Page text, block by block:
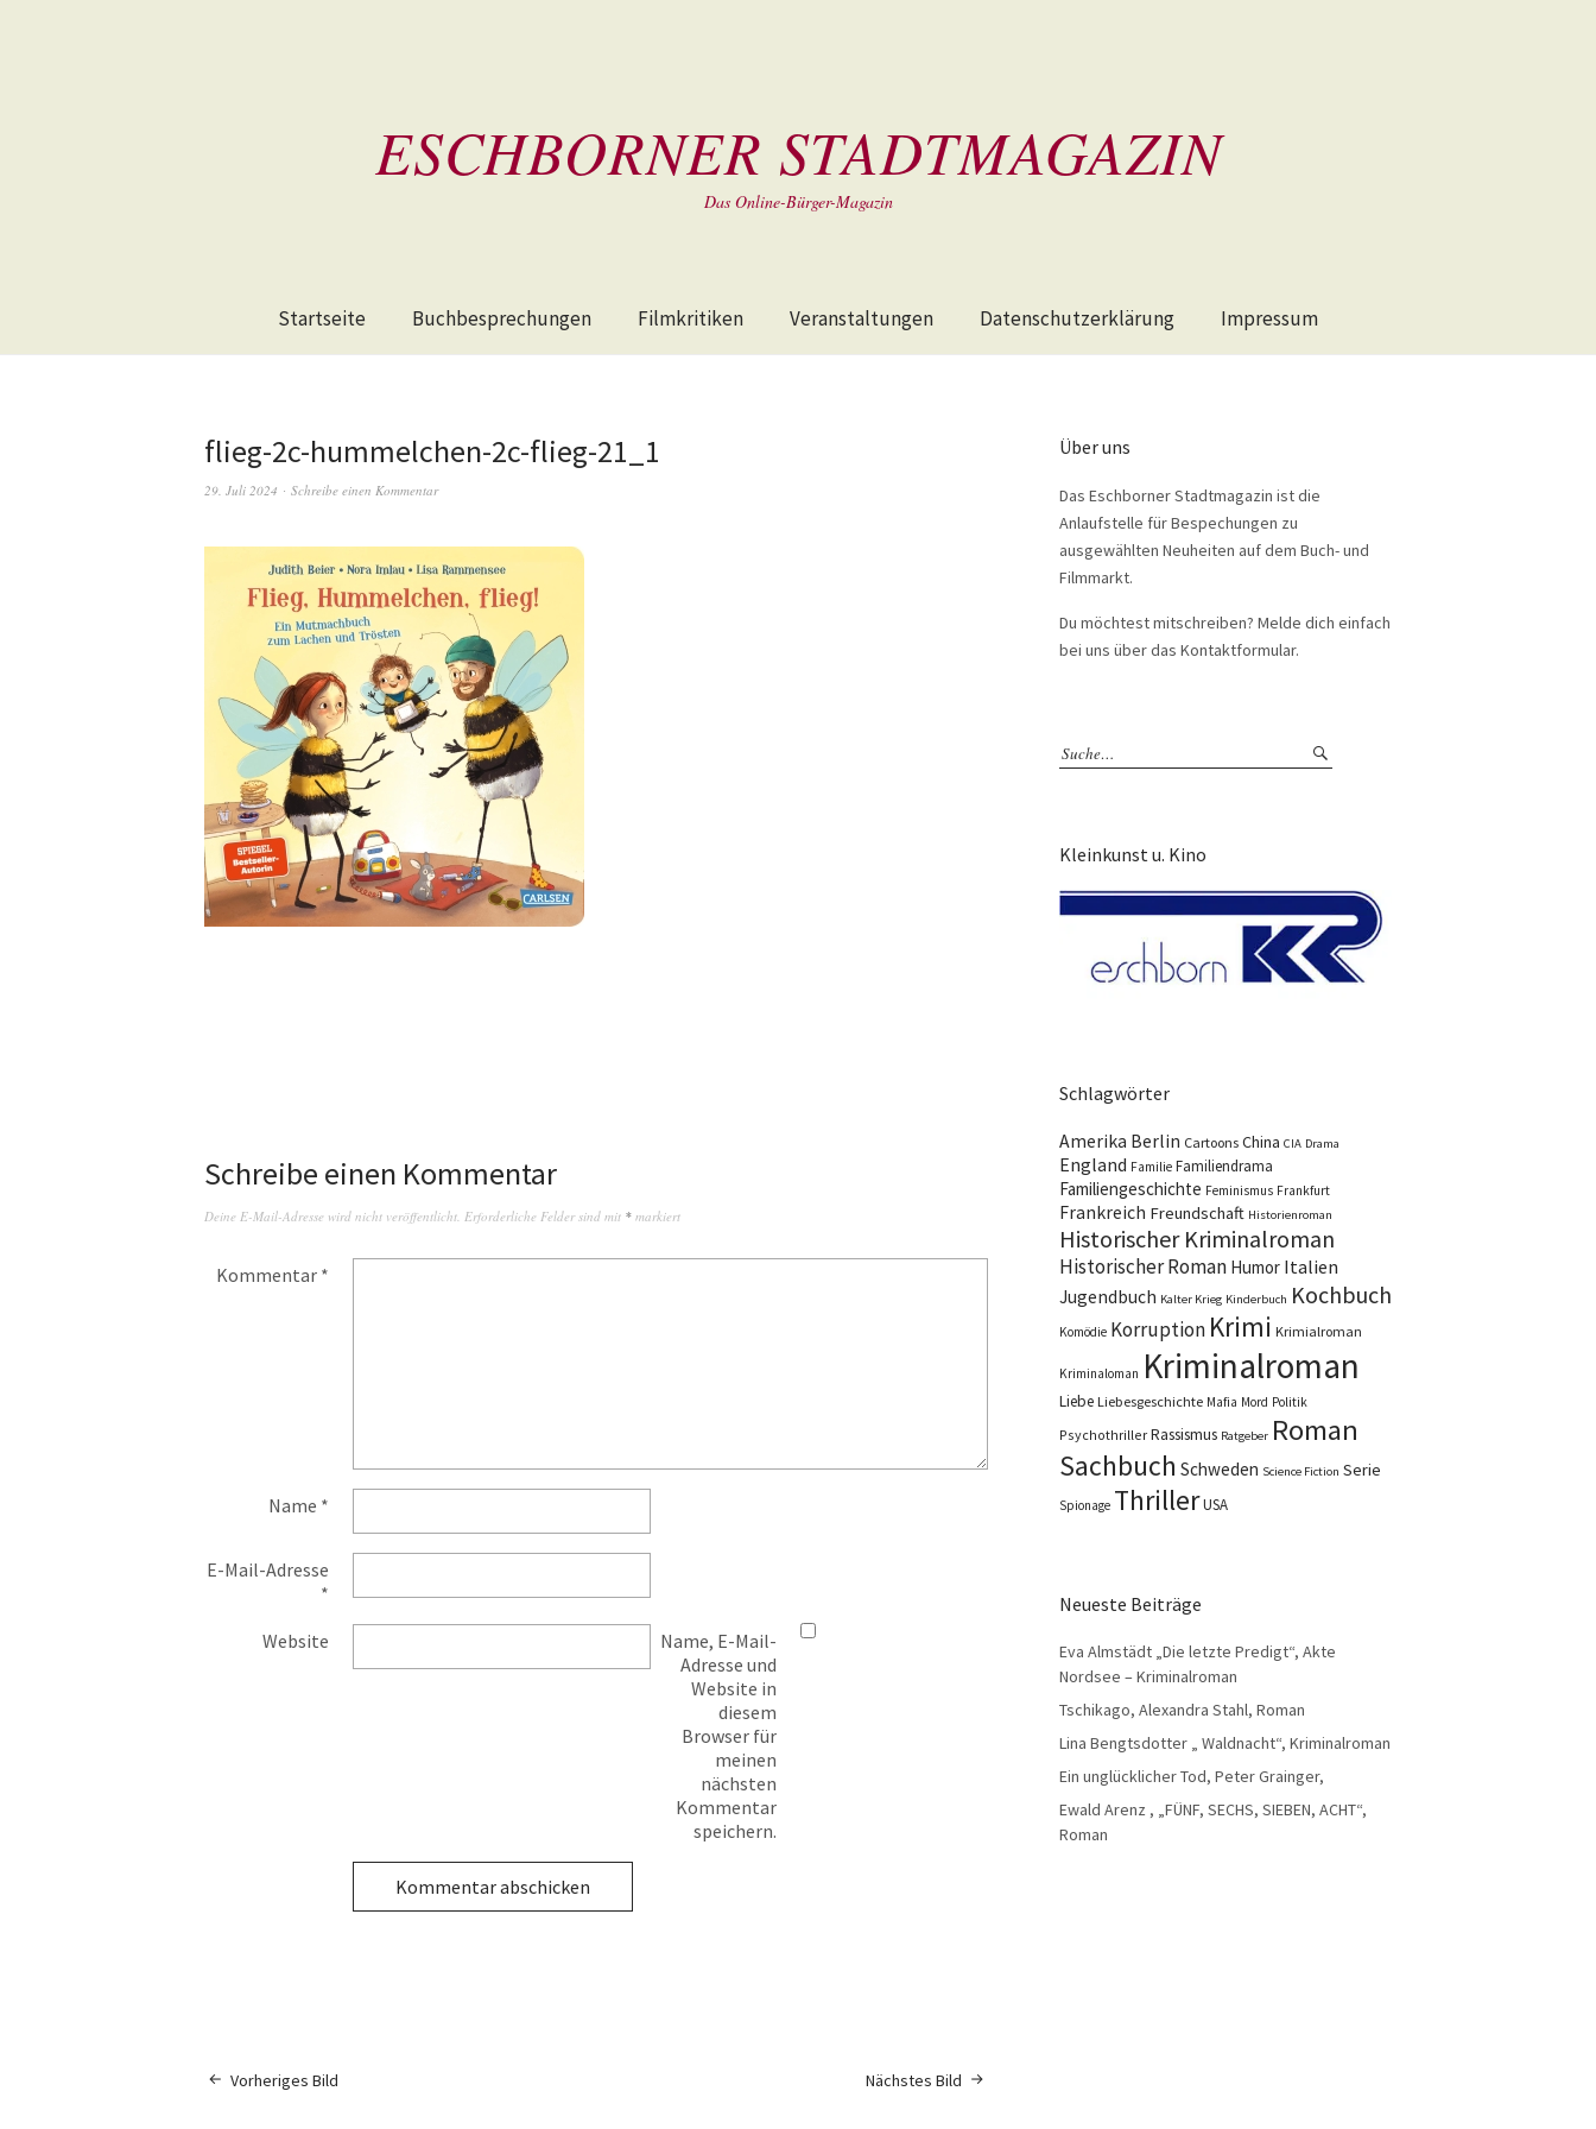
ESCHBORNER STADTMAGAZIN
Das Online-Bürger-Magazin
Startseite Buchbesprechungen Filmkritiken Veranstaltungen Datenschutzerklärung Impressum
flieg-2c-hummelchen-2c-flieg-21_1
29. Juli 2024 Schreibe einen Kommentar
Schreibe einen Kommentar
Deine E-Mail-Adresse wird nicht veröffentlicht. Erforderliche Felder sind mit * markiert
Kommentar *
Name *
E-Mail-Adresse
*
Website
Name, E-Mail-
Adresse und
Website in
diesem
Browser für
meinen
nächsten
Kommentar
speichern.
Nächstes Bild
Vorheriges Bild
Über uns
Das Eschborner Stadtmagazin ist die
Anlaufstelle für Bespechungen zu
ausgewählten Neuheiten auf dem Buch- und
Filmmarkt.
Du möchtest mitschreiben? Melde dich einfach
bei uns über das Kontaktformular.
Kleinkunst u. Kino
Schlagwörter
Amerika Berlin Cartoons China CIA Drama
England Familie Familiendrama
Familiengeschichte Feminismus Frankfurt
Frankreich Freundschaft Historienroman
Historischer Kriminalroman
Historischer Roman Humor Italien
Jugendbuch Kalter Krieg Kinderbuch Kochbuch
Komödie Korruption Krimi Krimialroman
Kriminaloman Kriminalroman
Liebe Liebesgeschichte Mafia Mord Politik
Psychothriller Rassismus Ratgeber Roman
Sachbuch Schweden Science Fiction Serie
Spionage ThrillerUSA
Neueste Beiträge
Eva Almstädt „Die letzte Predigt“, Akte
Nordsee – Kriminalroman
Tschikago, Alexandra Stahl, Roman
Lina Bengtsdotter „ Waldnacht“, Kriminalroman
Ein unglücklicher Tod, Peter Grainger,
Ewald Arenz , „FÜNF, SECHS, SIEBEN, ACHT“,
Roman